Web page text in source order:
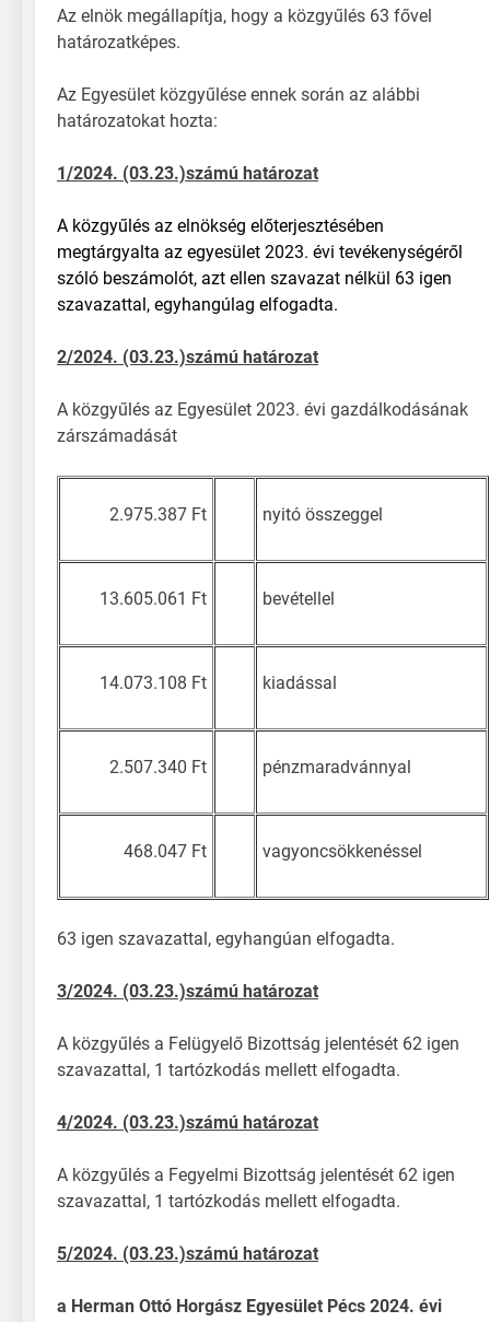
Állománypótlási és
MUNKA – 2025.
Haltelepítés
2025.03.22
Herman Ottó HE Pécs –
2025. évi információk
Haltelepítés 2024.12.03.
Az elnök megállapítja, hogy a közgyűlés 63 fővel
határozatképes.
Az Egyesület közgyűlése ennek során az alábbi
határozatokat hozta:
1/2024. (03.23.)számú határozat
A közgyűlés az elnökség előterjesztésében
megtárgyalta az egyesület 2023. évi tevékenységéről
szóló beszámolót, azt ellen szavazat nélkül 63 igen
szavazattal, egyhangúlag elfogadta.
2/2024. (03.23.)számú határozat
A közgyűlés az Egyesület 2023. évi gazdálkodásának
zárszámadását
2.975.387 Ft nyitó összeggel
13.605.061 Ft bevétellel
14.073.108 Ft kiadással
2.507.340 Ft pénzmaradvánnyal
468.047 Ft vagyoncsökkenéssel
63 igen szavazattal, egyhangúan elfogadta.
3/2024. (03.23.)számú határozat
A közgyűlés a Felügyelő Bizottság jelentését 62 igen
szavazattal, 1 tartózkodás mellett elfogadta.
4/2024. (03.23.)számú határozat
A közgyűlés a Fegyelmi Bizottság jelentését 62 igen
szavazattal, 1 tartózkodás mellett elfogadta.
5/2024. (03.23.)számú határozat
a Herman Ottó Horgász Egyesület Pécs 2024. évi